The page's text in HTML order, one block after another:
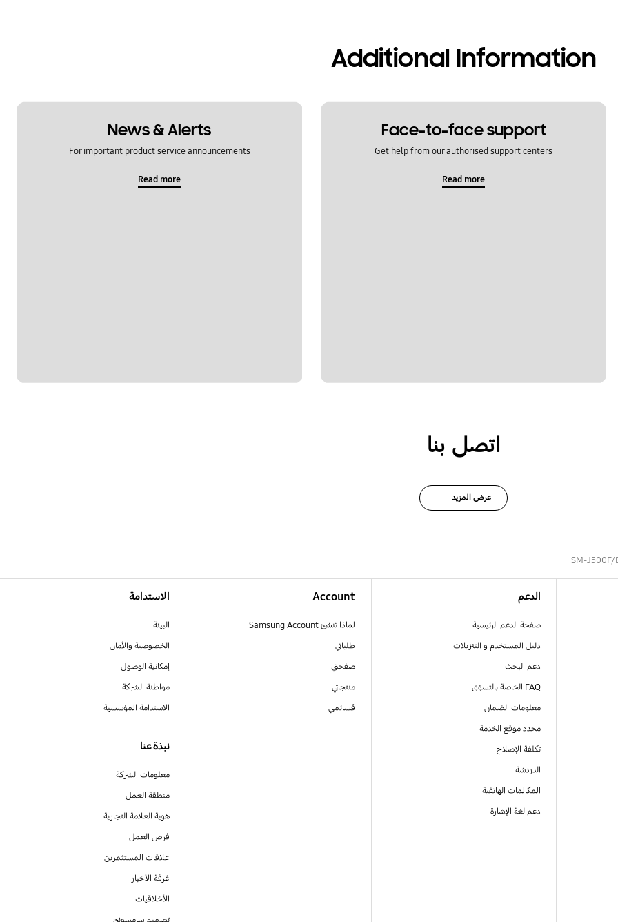
Additional Information
Face-to-face support
Get help from our authorised support centers
Read more
News & Alerts
For important product service announcements
Read more
اتصل بنا
عرض المزيد
SM-J500F/
الدعم
صفحة الدعم الرئيسية
دليل المستخدم و التنزيلات
دعم البحث
FAQ الخاصة بالتسوّق
معلومات الضمان
محدد موقع الخدمة
تكلفة الإصلاح
الدردشة
المكالمات الهاتفية
دعم لغة الإشارة
Account
لماذا تنشئ Samsung Account
طلباتي
صفحتي
منتجاتي
قسائمي
الاستدامة
البيئة
الخصوصية والأمان
إمكانية الوصول
مواطنة الشركة
الاستدامة المؤسسية
نبذة عنا
معلومات الشركة
منطقة العمل
هوية العلامة التجارية
فرص العمل
علاقات المستثمرين
غرفة الأخبار
الأخلاقيات